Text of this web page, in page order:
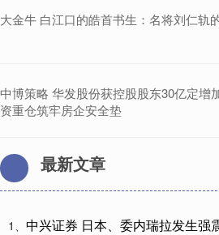
大金牛 白江口的皓首书生：名将刘仁轨
中博策略 华发股份获控股股东30亿定增
资重仓筑牢房企安全垫
最新文章
1、 中兴证券 日本、委内瑞拉发生强